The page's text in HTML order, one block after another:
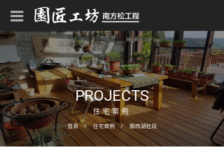
PROJECTS
住宅案例
首頁 住宅案例 關西湖肚段